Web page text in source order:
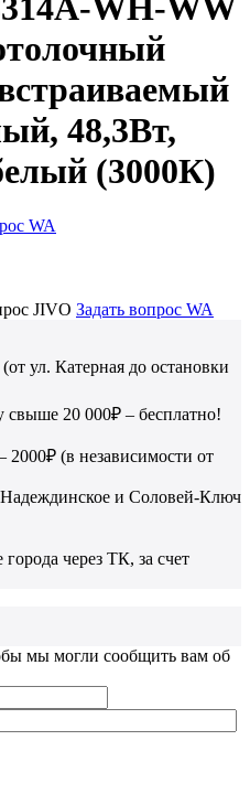
WH-WW
48,3Вт,
(3000К)
WA
JIVO Задать вопрос WA
ул. Катерная до остановки
20 000₽ – бесплатно!
(в независимости от
и Соловей-Ключ
через ТК, за счет
мы могли сообщить вам об